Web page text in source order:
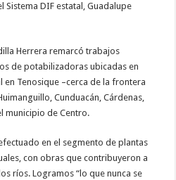
DIF estatal, Guadalupe
Herrera remarcó trabajos
de potabilizadoras ubicadas en
en Tenosique –cerca de la frontera
Cunduacán, Cárdenas,
municipio de Centro.
en el segmento de plantas
con obras que contribuyeron a
ríos. Logramos “lo que nunca se